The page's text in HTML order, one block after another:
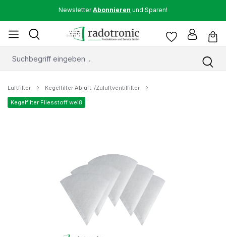
NewsletterAbonnieren und Sparen!
Luftfilter Kegelfilter Abluft-/Zuluftventilfilter
Kegelfilter Fliesstoff weiß